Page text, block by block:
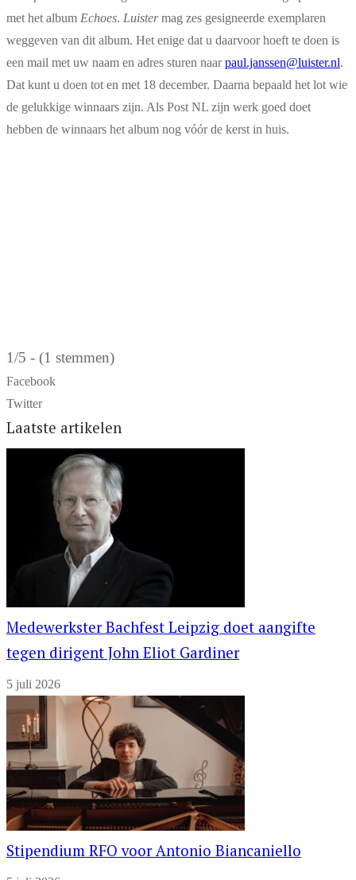
met het album Echoes. Luistermag zes gesigneerde exemplaren
weggeven van dit album. Het enige dat u daarvoor hoeft te doen is
een mail met uw naam en adres sturen naarpaul.janssen@luister.nl.
Dat kunt u doen tot en met 18 december. Daarna bepaald het lot wie
de gelukkige winnaars zijn. Als Post NL zijn werk goed doet
hebben de winnaars het album nog vóór de kerst in huis.
1/5 - (1 stemmen)
Facebook
Twitter
Laatste artikelen
Medewerkster Bachfest Leipzig doet aangifte
tegen dirigent John Eliot Gardiner
5 juli 2026
Stipendium RFO voor Antonio Biancaniello